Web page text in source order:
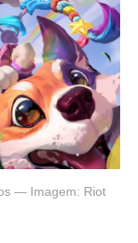
— Imagem: Riot